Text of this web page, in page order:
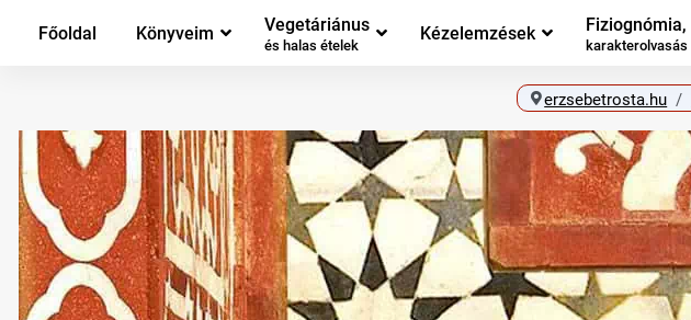
Főoldal Könyveim Vegetáriánus
és halas ételek
Kézelemzések Fiziognómia,
karakterolvasás
erzsebetrosta.hu